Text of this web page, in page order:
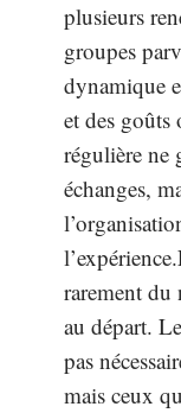
plusieurs
groupes
dynamique
et des goûts
régulière ne
échanges,
rarement du
au départ.
pas
mais ceux